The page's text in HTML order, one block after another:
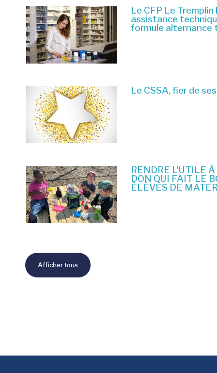
Le CFP Le Tremplin
assistance
formule alternance
Le CSSA, fier de
RENDRE L'UTILE
DON QUI FAIT LE
ÉLÈVES DE
Afficher tous